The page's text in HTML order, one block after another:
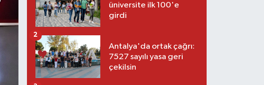
üniversite ilk 100'e
girdi
Antalya'da ortak çağrı:
7527 sayılı yasa geri
çekilsin
2